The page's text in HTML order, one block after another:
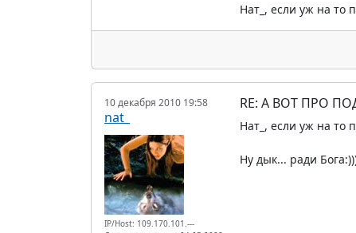
Нат_, если уж на то
10 декабря 2010 19:58
nat_
IP/Host: 109.170.101.---
RE: А ВОТ ПРО
Нат_, если уж на то
Ну дык... ради